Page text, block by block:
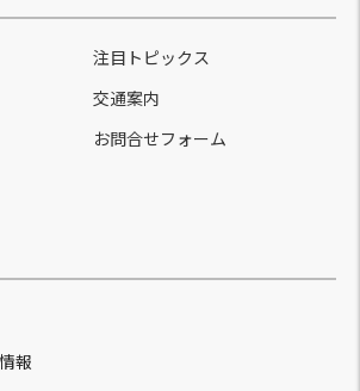
注目トピックス
交通案内
お問合せフォーム
報